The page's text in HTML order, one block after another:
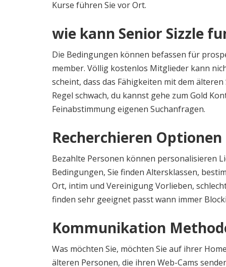
Kurse führen Sie vor Ort.
wie kann Senior Sizzle
Die Bedingungen können befassen für
member. Völlig kostenlos Mitglieder kann
scheint, dass das Fähigkeiten mit dem
Regel schwach, du kannst gehe zum Gold
Feinabstimmung eigenen Suchanfragen.
Recherchieren
Bezahlte Personen können personalisieren
Bedingungen, Sie finden Altersklassen,
Ort, intim und Vereinigung Vorlieben,
finden sehr geeignet passt wann immer
Kommunikation
Was möchten Sie, möchten Sie auf ihrer
älteren Personen, die ihren Web-Cams